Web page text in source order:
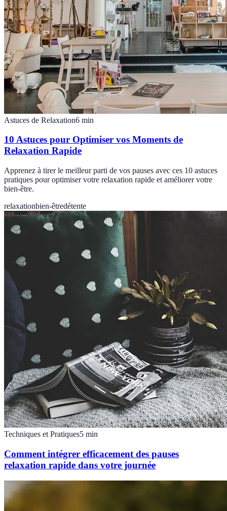
Astuces de Relaxation6 min
10 Astuces pour Optimiser vos Moments de
Relaxation Rapide
Apprenez à tirer le meilleur parti de vos pauses avec ces 10 astuces
pratiques pour optimiser votre relaxation rapide et améliorer votre
bien-être.
relaxationbien-êtredétente
Techniques et Pratiques5 min
Comment intégrer efficacement des pauses
relaxation rapide dans votre journée